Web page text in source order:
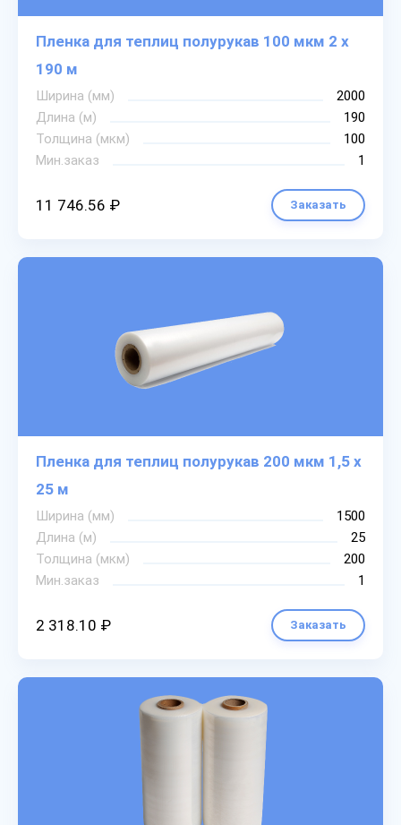
Пленка для теплиц полурукав 100 мкм 2 х
190 м
Ширина (мм)
2000
Длина (м)
190
Толщина (мкм)
100
Мин.заказ
1
11 746.56 ₽ Заказать
Пленка для теплиц полурукав 200 мкм 1,5 х
25 м
Ширина (мм)
1500
Длина (м)
25
Толщина (мкм)
200
Мин.заказ
1
2 318.10 ₽ Заказать